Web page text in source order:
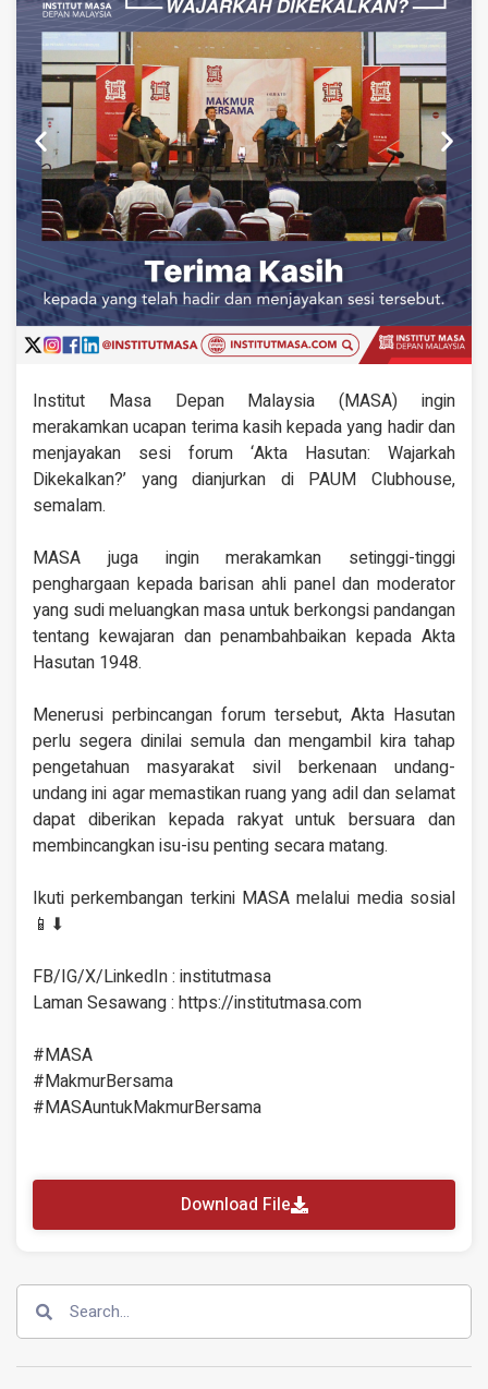
Institut Masa Depan Malaysia (MASA) ingin
merakamkan ucapan terima kasih kepada yang hadir dan
menjayakan sesi forum ‘Akta Hasutan: Wajarkah
Dikekalkan?’ yang dianjurkan di PAUM Clubhouse,
semalam.
MASA juga ingin merakamkan setinggi-tinggi
penghargaan kepada barisan ahli panel dan moderator
yang sudi meluangkan masa untuk berkongsi pandangan
tentang kewajaran dan penambahbaikan kepada Akta
Hasutan 1948.
Menerusi perbincangan forum tersebut, Akta Hasutan
perlu segera dinilai semula dan mengambil kira tahap
pengetahuan masyarakat sivil berkenaan undang-
undang ini agar memastikan ruang yang adil dan selamat
dapat diberikan kepada rakyat untuk bersuara dan
membincangkan isu-isu penting secara matang.
Ikuti perkembangan terkini MASA melalui media sosial
📱⬇
FB/IG/X/LinkedIn : institutmasa
Laman Sesawang : https://institutmasa.com
#MASA
#MakmurBersama
#MASAuntukMakmurBersama
Download File